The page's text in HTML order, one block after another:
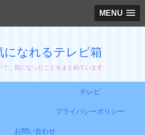
MENU
になれるテレビ箱
、気になったことをまとめています。
テレビ
プライバシーポリシー
お問い合わせ